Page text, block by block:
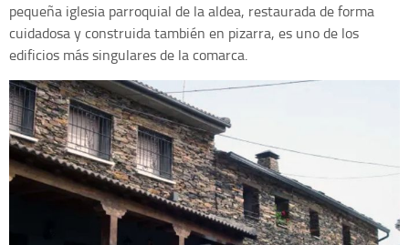
pequeña iglesia parroquial de la aldea, restaurada de forma
cuidadosa y construida también en pizarra, es uno de los
edificios más singulares de la comarca.